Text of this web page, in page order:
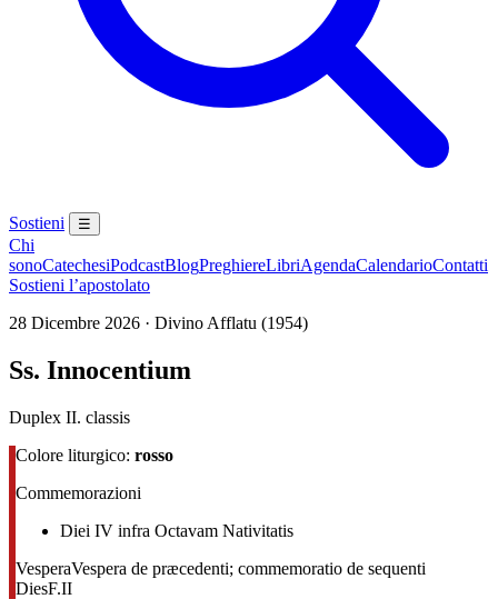
Sostieni ☰
Chi
sonoCatechesiPodcastBlogPreghiereLibriAgendaCalendarioContatti
Sostieni l’apostolato
28 Dicembre 2026 · Divino Afflatu (1954)
Ss. Innocentium
Duplex II. classis
Colore liturgico: rosso
Commemorazioni
Diei IV infra Octavam Nativitatis
VesperaVespera de præcedenti; commemoratio de sequenti
DiesF.II